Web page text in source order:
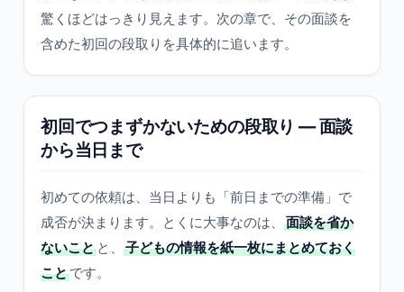
驚くほどはっきり見えます。次の章で、その面談を
含めた初回の段取りを具体的に追います。
初回でつまずかないための段取り — 面談
から当日まで
初めての依頼は、当日よりも「前日までの準備」で
成否が決まります。とくに大事なのは、
面談を省か
ないこと と、
子どもの情報を紙一枚にまとめておく
ことです。